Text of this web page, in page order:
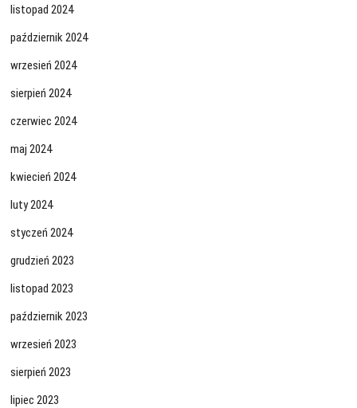
listopad 2024
październik 2024
wrzesień 2024
sierpień 2024
czerwiec 2024
maj 2024
kwiecień 2024
luty 2024
styczeń 2024
grudzień 2023
listopad 2023
październik 2023
wrzesień 2023
sierpień 2023
lipiec 2023